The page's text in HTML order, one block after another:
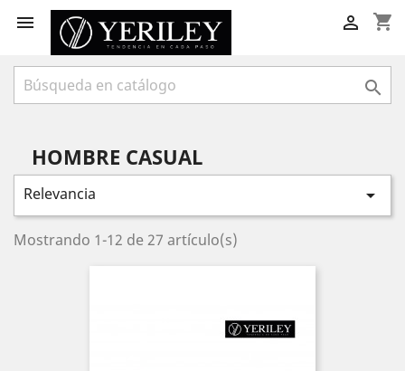
 shopping_cart


HOMBRE CASUAL
Relevancia 
Mostrando 1-12 de 27 artículo(s)